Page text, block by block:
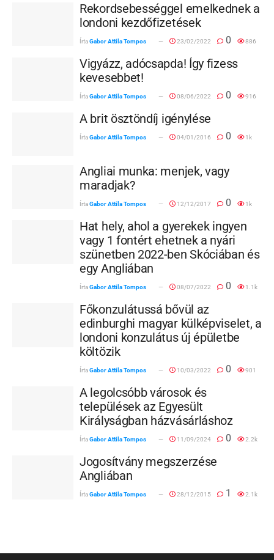
Rekordsebességgel emelkednek a
londoni kezdőfizetések
ÍrtaGabor Attila Tompos 23/02/2022 0 886
Vigyázz, adócsapda! Így fizess
kevesebbet!
ÍrtaGabor Attila Tompos 08/06/2022 0 916
A brit ösztöndíj igénylése
ÍrtaGabor Attila Tompos 04/01/2016 0 1k
Angliai munka: menjek, vagy
maradjak?
ÍrtaGabor Attila Tompos 12/12/2017 0 1k
Hat hely, ahol a gyerekek ingyen
vagy 1 fontért ehetnek a nyári
szünetben 2022-ben Skóciában és
egy Angliában
ÍrtaGabor Attila Tompos 08/07/2022 0 1.1k
Főkonzulátussá bővül az
edinburghi magyar külképviselet, a
londoni konzulátus új épületbe
költözik
ÍrtaGabor Attila Tompos 10/03/2022 0 901
A legolcsóbb városok és
települések az Egyesült
Királyságban házvásárláshoz
ÍrtaGabor Attila Tompos 11/09/2024 0 2.2k
Jogosítvány megszerzése
Angliában
ÍrtaGabor Attila Tompos 28/12/2015 1 2.1k